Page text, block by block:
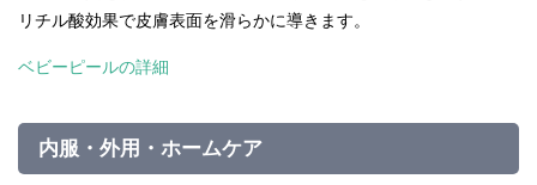
リチル酸効果で皮膚表面を滑らかに導きます。
ベビーピールの詳細
内服・外用・ホームケア